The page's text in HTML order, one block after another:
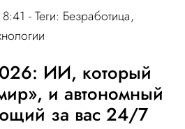
- Теги: Безработица,
ИИ, который
и автономный
за вас 24/7